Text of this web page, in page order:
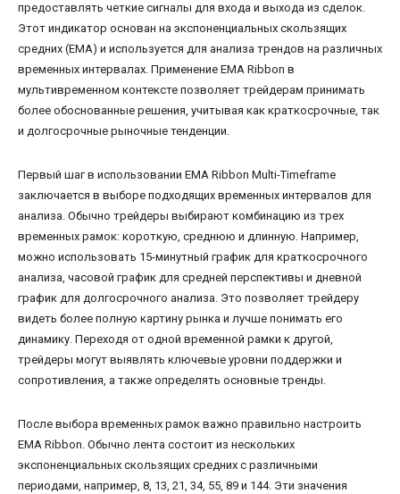
предоставлять четкие сигналы для входа и выхода из сделок.
Этот индикатор основан на экспоненциальных скользящих
средних (EMA) и используется для анализа трендов на различных
временных интервалах. Применение EMA Ribbon в
мультивременном контексте позволяет трейдерам принимать
более обоснованные решения, учитывая как краткосрочные, так
и долгосрочные рыночные тенденции.
Первый шаг в использовании EMA Ribbon Multi-Timeframe
заключается в выборе подходящих временных интервалов для
анализа. Обычно трейдеры выбирают комбинацию из трех
временных рамок: короткую, среднюю и длинную. Например,
можно использовать 15-минутный график для краткосрочного
анализа, часовой график для средней перспективы и дневной
график для долгосрочного анализа. Это позволяет трейдеру
видеть более полную картину рынка и лучше понимать его
динамику. Переходя от одной временной рамки к другой,
трейдеры могут выявлять ключевые уровни поддержки и
сопротивления, а также определять основные тренды.
После выбора временных рамок важно правильно настроить
EMA Ribbon. Обычно лента состоит из нескольких
экспоненциальных скользящих средних с различными
периодами, например, 8, 13, 21, 34, 55, 89 и 144. Эти значения